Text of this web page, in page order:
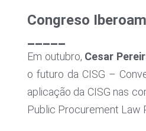
Congreso
Em outubro, Cesar
o futuro da CISG –
aplicação da CISG nas
Public Procurement Law